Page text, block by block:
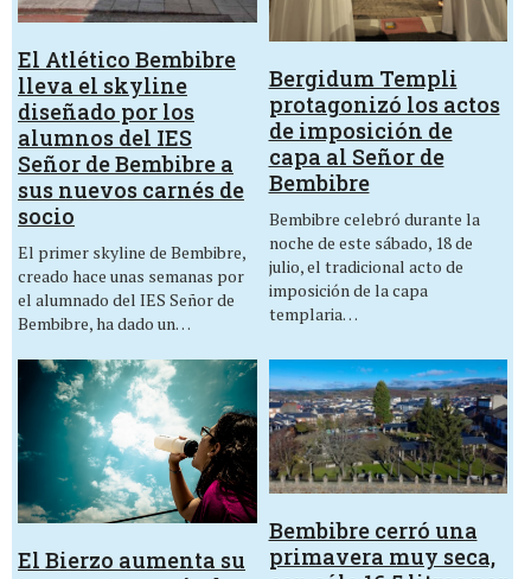
El Atlético Bembibre
lleva el skyline
diseñado por los
alumnos del IES
Señor de Bembibre a
sus nuevos carnés de
socio
El primer skyline de Bembibre,
creado hace unas semanas por
el alumnado del IES Señor de
Bembibre, ha dado un…
Bergidum Templi
protagonizó los actos
de imposición de
capa al Señor de
Bembibre
Bembibre celebró durante la
noche de este sábado, 18 de
julio, el tradicional acto de
imposición de la capa
templaria…
El Bierzo aumenta su
Bembibre cerró una
primavera muy seca,